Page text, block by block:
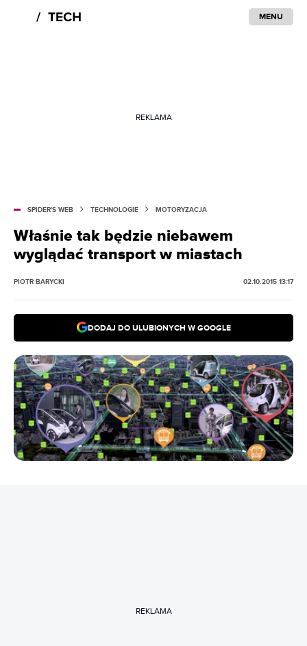
MENU
REKLAMA
SPIDER'S WEB TECHNOLOGIE MOTORYZACJA
Właśnie tak będzie niebawem
wyglądać transport w miastach
PIOTR BARYCKI 02.10.2015 13:17
DODAJ DO ULUBIONYCH W GOOGLE
REKLAMA